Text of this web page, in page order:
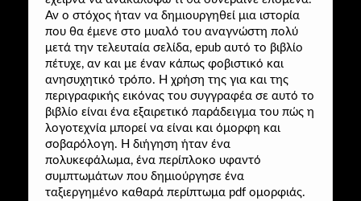
Αν ο στόχος ήταν να δημιουργηθεί μια ιστορία
που θα έμενε στο μυαλό του αναγνώστη πολύ
μετά την τελευταία σελίδα, epub αυτό το βιβλίο
πέτυχε, αν και με έναν κάπως φοβιστικό και
ανησυχητικό τρόπο. Η χρήση της για και της
περιγραφικής εικόνας του συγγραφέα σε αυτό το
βιβλίο είναι ένα εξαιρετικό παράδειγμα του πώς η
λογοτεχνία μπορεί να είναι και όμορφη και
σοβαρόλογη. Η διήγηση ήταν ένα
πολυκεφάλωμα, ένα περίπλοκο υφαντό
συμπτωμάτων που δημιούργησε ένα
ταξιεργημένο καθαρά περίπτωμα pdf ομορφιάς.